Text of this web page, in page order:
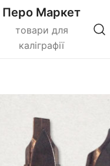
Перо Маркет
товари для
каліграфії